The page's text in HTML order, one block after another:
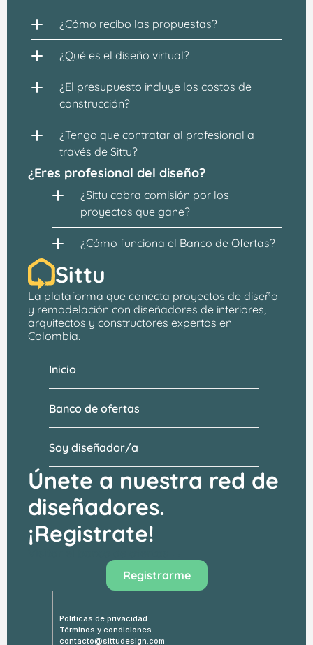
¿Cómo recibo las propuestas?
¿Qué es el diseño virtual?
¿El presupuesto incluye los costos de
construcción?
¿Tengo que contratar al profesional a
través de Sittu?
¿Eres profesional del diseño?
¿Sittu cobra comisión por los
proyectos que gane?
¿Cómo funciona el Banco de Ofertas?
Sittu
La plataforma que conecta proyectos de diseño
y remodelación con diseñadores de interiores,
arquitectos y constructores expertos en
Colombia.
Banco de ofertas
Soy diseñador/a
Inicio
Únete a nuestra red de
diseñadores.
¡Registrate!
Registrarme
Políticas de privacidad
Términos y condiciones
contacto@sittudesign.com